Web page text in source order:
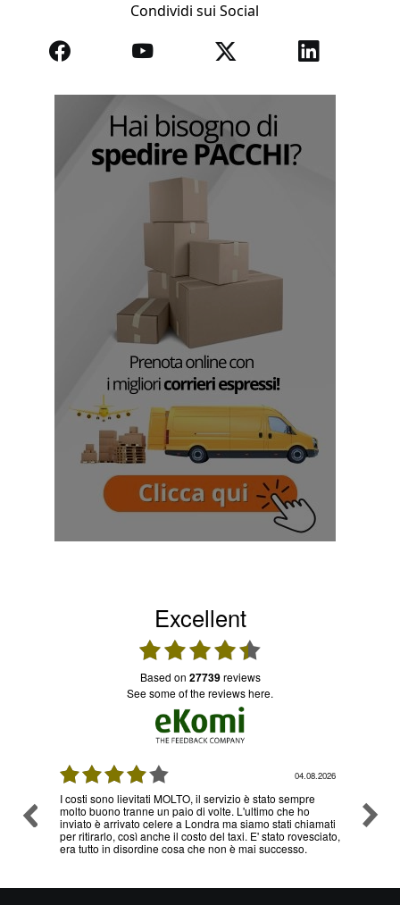
Condividi sui Social
Excellent
based on 27739reviews
see some of the reviews here.
04.08.2026
I costi sono lievitati MOLTO, il servizio è stato sempre
molto buono tranne un paio di volte. L'ultimo che ho
inviato è arrivato celere a Londra ma siamo stati chiamati
per ritirarlo, così anche il costo del taxi. E' stato rovesciato,
era tutto in disordine cosa che non è mai successo.